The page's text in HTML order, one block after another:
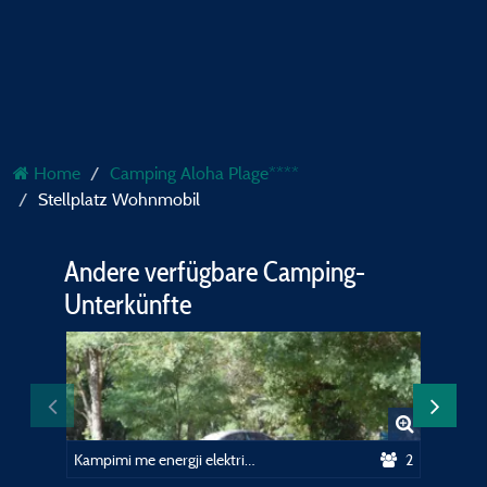
Home
Camping Aloha Plage****
Stellplatz Wohnmobil
Andere verfügbare Camping-
Unterkünfte
2